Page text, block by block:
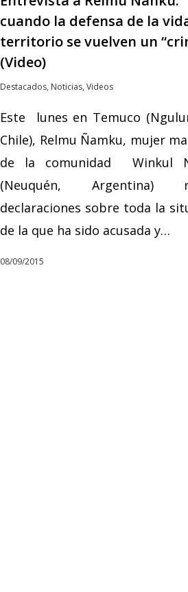
cuando la defensa de la
territorio se vuelven un
(Video)
Destacados, Noticias, Videos
Este lunes en Temuco
Chile), Relmu Ñamku, mujer
de la comunidad Winkul
(Neuquén, Argentina)
declaraciones sobre toda la
de la que ha sido acusada y…
08/09/2015